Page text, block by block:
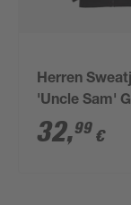
Herren
'Uncle Sam'
anthrazit/
32,99 €